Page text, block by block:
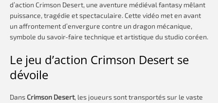
d’action Crimson Desert, une aventure médiéval fantasy mêlant
puissance, tragédie et spectaculaire. Cette vidéo met en avant
un affrontement d’envergure contre un dragon mécanique,
symbole du savoir-faire technique et artistique du studio coréen.
Le jeu d’action Crimson Desert se
dévoile
Dans Crimson Desert, les joueurs sont transportés sur le vaste